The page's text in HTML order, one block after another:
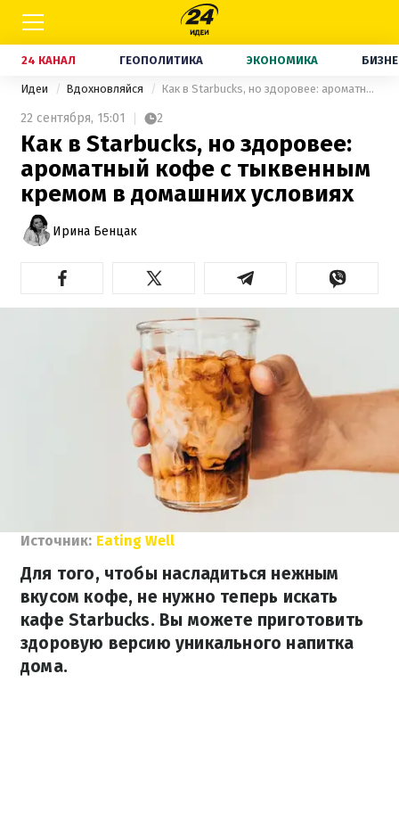
24 КАНАЛ ГЕОПОЛИТИКА ЭКОНОМИКА
Идеи Вдохновляйся Как в Starbucks, но здоровее: ароматный кофе с тыквенным кремом в домашних условиях
22 сентября, 15:01 2
Как в Starbucks, но здоровее:
ароматный кофе с тыквенным
кремом в домашних условиях
Ирина Бенцак
Источник: Eating Well
Для того, чтобы насладиться нежным
вкусом кофе, не нужно теперь искать
кафе Starbucks. Вы можете приготовить
здоровую версию уникального напитка
дома.